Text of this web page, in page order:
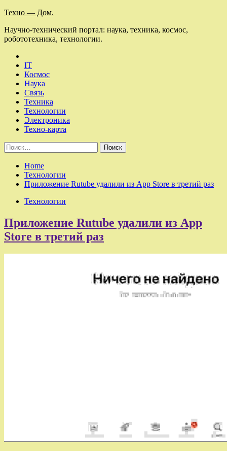
Skip
content
Техно — Дом.
Научно-технический портал: наука, техника, космос,
робототехника, технологии.
IT
Космос
Наука
Связь
Техника
Технологии
Электроника
Техно-карта
Найти:
Home
Технологии
Приложение Rutube удалили из App Store в третий раз
Технологии
Приложение Rutube удалили из App
Store в третий раз